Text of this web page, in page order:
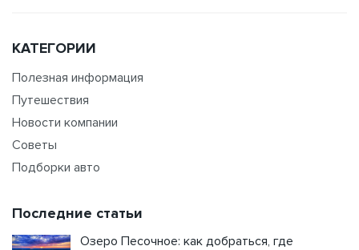
КАТЕГОРИИ
Полезная информация
Путешествия
Новости компании
Советы
Подборки авто
Последние статьи
Озеро Песочное: как добраться, где